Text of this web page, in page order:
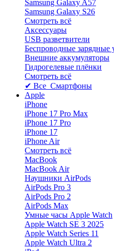
Samsung Galaxy A57
Samsung Galaxy S26
Смотреть всё
Аксессуары
USB разветвители
Беспроводные зарядные
Внешние аккумуляторы
Гидрогелевые плёнки
Смотреть всё
✔ Все Смартфоны
Apple
iPhone
iPhone 17 Pro Max
iPhone 17 Pro
iPhone 17
iPhone Air
Смотреть всё
MacBook
MacBook Air
Наушники AirPods
AirPods Pro 3
AirPods Pro 2
AirPods Max
Умные часы Apple Watch
Apple Watch SE 3 2025
Apple Watch Series 11
Apple Watch Ultra 2